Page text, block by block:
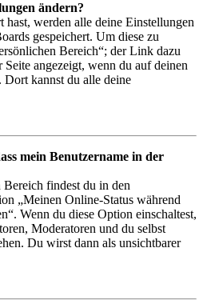
ändern?
hast, werden alle deine Einstellungen
gespeichert. Um diese zu
Bereich“; der Link dazu
angezeigt, wenn du auf deinen
kannst du alle deine
mein Benutzername in der
findest du in den
„Meinen Online-Status während
Wenn du diese Option einschaltest,
Moderatoren und du selbst
Du wirst dann als unsichtbarer